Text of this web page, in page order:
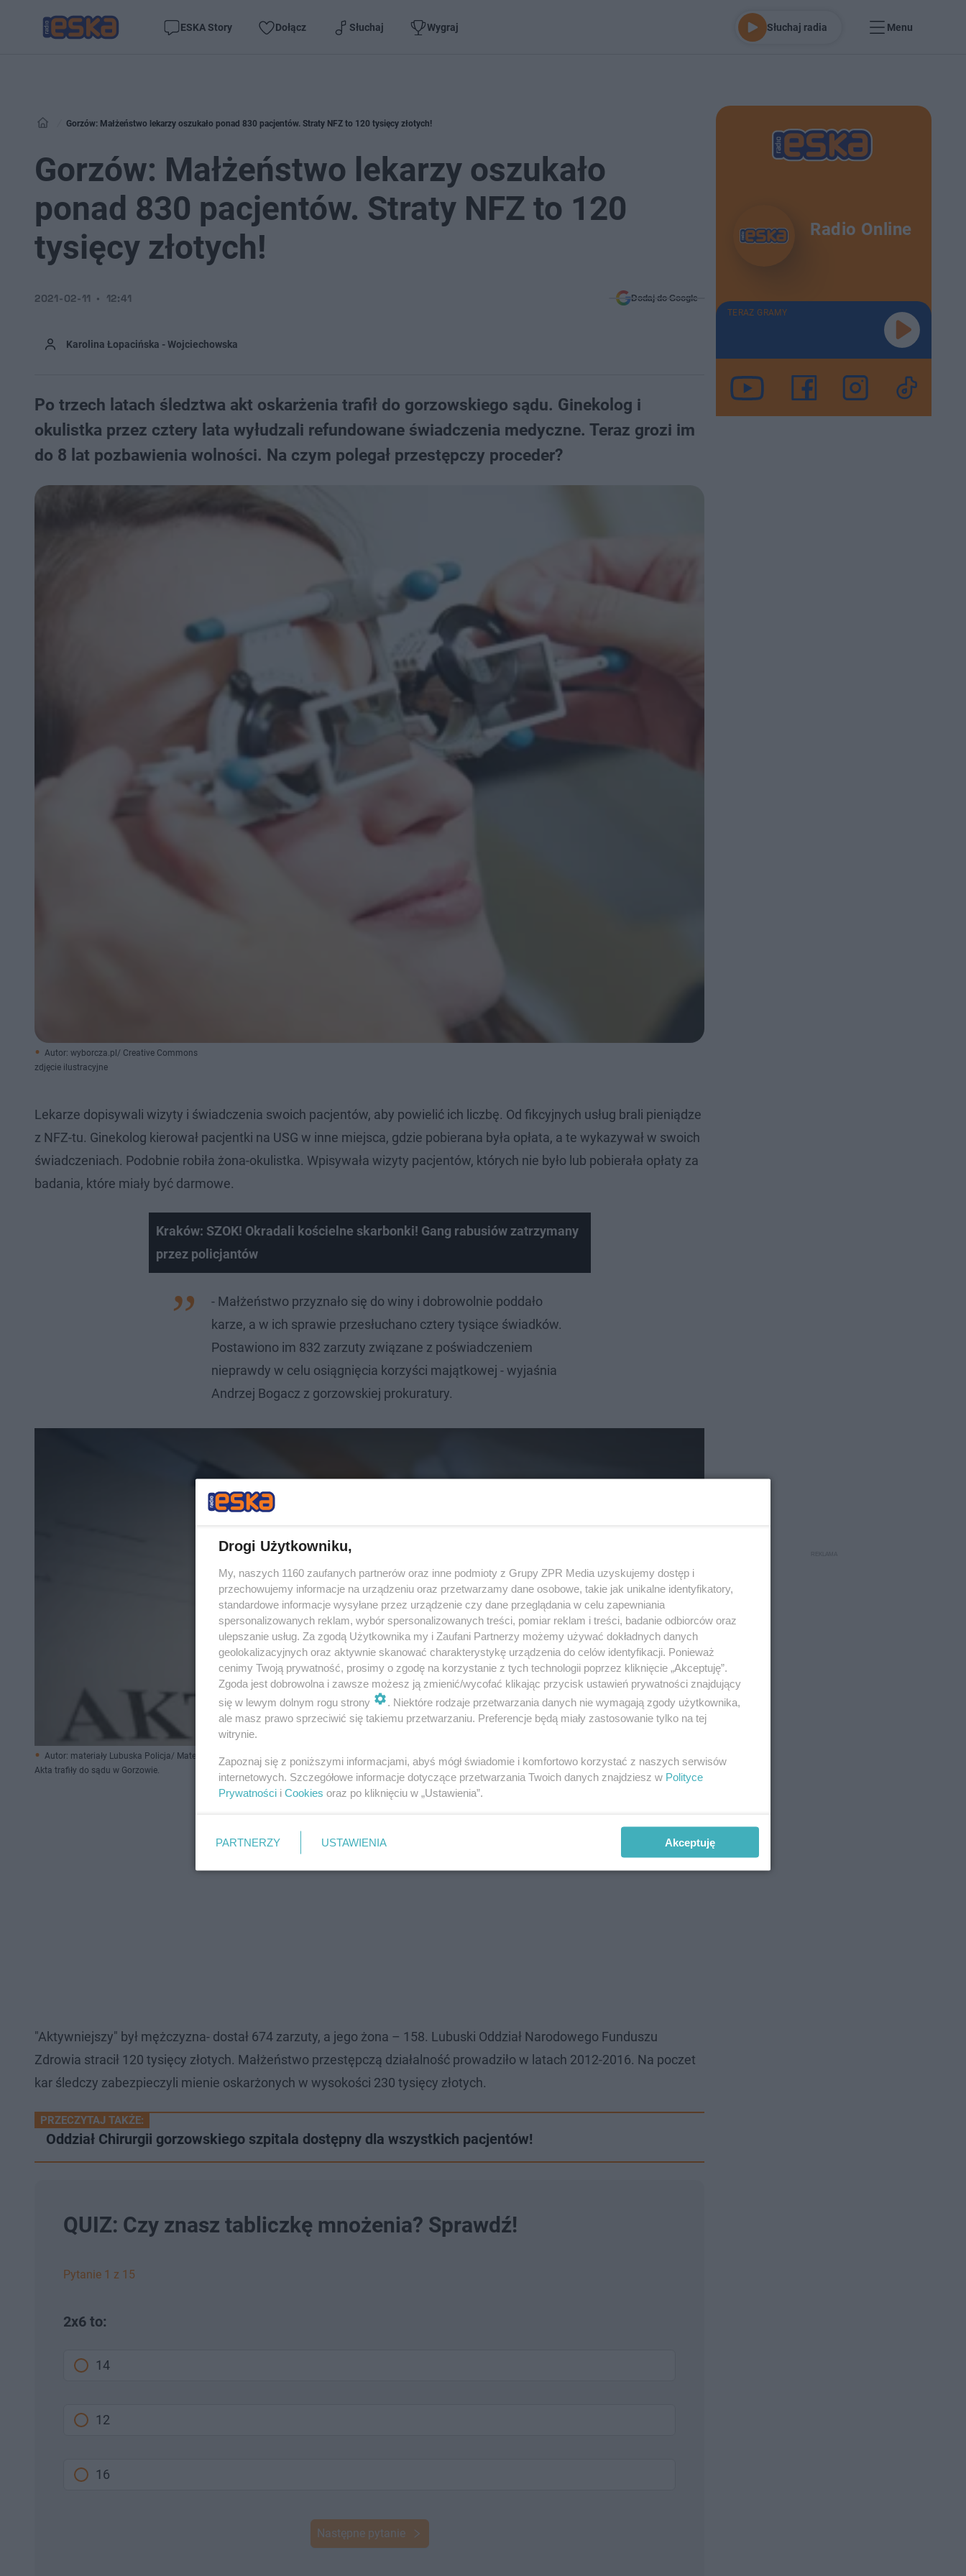
ESKA Story Dołącz Słuchaj Wygraj Słuchaj radia Menu
Gorzów: Małżeństwo lekarzy oszukało ponad 830 pacjentów. Straty NFZ to 120 tysięcy złotych!
Gorzów: Małżeństwo lekarzy oszukało
ponad 830 pacjentów. Straty NFZ to 120
tysięcy złotych!
Karolina Łopacińska - Wojciechowska
2021-02-11 12:41 Dodaj do Google
Po trzech latach śledztwa akt oskarżenia trafił do gorzowskiego sądu. Ginekolog i
okulistka przez cztery lata wyłudzali refundowane świadczenia medyczne. Teraz grozi im
do 8 lat pozbawienia wolności. Na czym polegał przestępczy proceder?
Autor: wyborcza.pl/ Creative Commons
zdjęcie ilustracyjne
Lekarze dopisywali wizyty i świadczenia swoich pacjentów, aby powielić ich liczbę. Od fikcyjnych usług brali pieniądze
z NFZ-tu. Ginekolog kierował pacjentki na USG w inne miejsca, gdzie pobierana była opłata, a te wykazywał w swoich
świadczeniach. Podobnie robiła żona-okulistka. Wpisywała wizyty pacjentów, których nie było lub pobierała opłaty za
badania, które miały być darmowe.
Kraków: SZOK! Okradali kościelne skarbonki! Gang rabusiów zatrzymany
przez policjantów
- Małżeństwo przyznało się do winy i dobrowolnie poddało
karze, a w ich sprawie przesłuchano cztery tysiące świadków.
Postawiono im 832 zarzuty związane z poświadczeniem
nieprawdy w celu osiągnięcia korzyści majątkowej - wyjaśnia
Andrzej Bogacz z gorzowskiej prokuratury.
Autor: materiały Lubuska Policja/ Materiały prasowe
Akta trafiły do sądu w Gorzowie.
"Aktywniejszy" był mężczyzna- dostał 674 zarzuty, a jego żona – 158. Lubuski Oddział Narodowego Funduszu
Zdrowia stracił 120 tysięcy złotych. Małżeństwo przestępczą działalność prowadziło w latach 2012-2016. Na poczet
kar śledczy zabezpieczyli mienie oskarżonych w wysokości 230 tysięcy złotych.
PRZECZYTAJ TAKŻE:
Oddział Chirurgii gorzowskiego szpitala dostępny dla wszystkich pacjentów!
QUIZ: Czy znasz tabliczkę mnożenia? Sprawdź!
Pytanie 1 z 15
2x6 to:
14
12
16
Następne pytanie
Radio Online
TERAZ GRAMY
Drogi Użytkowniku,
My, naszych 1160 zaufanych partnerów oraz inne podmioty z Grupy ZPR Media uzyskujemy dostęp i
przechowujemy informacje na urządzeniu oraz przetwarzamy dane osobowe, takie jak unikalne identyfikatory,
standardowe informacje wysyłane przez urządzenie czy dane przeglądania w celu zapewniania
spersonalizowanych reklam, wybór spersonalizowanych treści, pomiar reklam i treści, badanie odbiorców oraz
ulepszanie usług. Za zgodą Użytkownika my i Zaufani Partnerzy możemy używać dokładnych danych
geolokalizacyjnych oraz aktywnie skanować charakterystykę urządzenia do celów identyfikacji. Ponieważ
cenimy Twoją prywatność, prosimy o zgodę na korzystanie z tych technologii poprzez kliknięcie „Akceptuję”.
Zgoda jest dobrowolna i zawsze możesz ją zmienić/wycofać klikając przycisk ustawień prywatności znajdujący
się w lewym dolnym rogu strony
. Niektóre rodzaje przetwarzania danych nie wymagają zgody użytkownika,
ale masz prawo sprzeciwić się takiemu przetwarzaniu. Preferencje będą miały zastosowanie tylko na tej
witrynie.
Zapoznaj się z poniższymi informacjami, abyś mógł świadomie i komfortowo korzystać z naszych serwisów
internetowych. Szczegółowe informacje dotyczące przetwarzania Twoich danych znajdziesz w Polityce
Prywatności i Cookies oraz po kliknięciu w „Ustawienia”.
PARTNERZY USTAWIENIA Akceptuję